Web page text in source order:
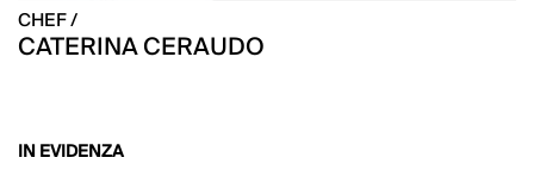
CHEF /
CATERINA CERAUDO
IN EVIDENZA